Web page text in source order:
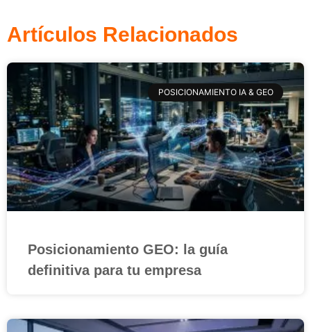
Artículos Relacionados
POSICIONAMIENTO IA & GEO
Posicionamiento GEO: la guía
definitiva para tu empresa